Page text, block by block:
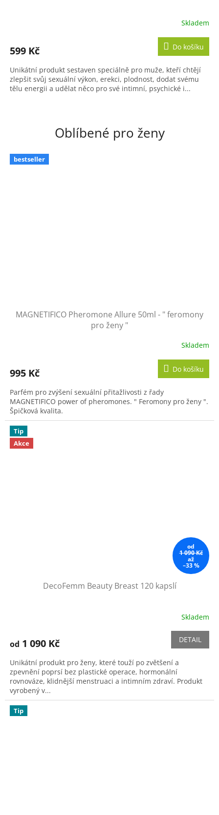
je
z
5
hvězdiček.
Skladem
599 Kč Do košíku
Unikátní produkt sestaven speciálně pro muže, kteří chtějí
zlepšit svůj sexuální výkon, erekci, plodnost, dodat svému
tělu energii a udělat něco pro své intimní, psychické i...
Oblíbené pro ženy
bestseller
MAGNETIFICO Pheromone Allure 50ml - " feromony
pro ženy "
je
z
5
hvězdiček.
Skladem
995 Kč Do košíku
Parfém pro zvýšení sexuální přitažlivosti z řady
MAGNETIFICO power of pheromones. " Feromony pro ženy ".
Špičková kvalita.
Tip
Akce
od
1 090 Kč
až
–33 %
DecoFemm Beauty Breast 120 kapslí
je
z
5
hvězdiček.
Skladem
od 1 090 Kč DETAIL
Unikátní produkt pro ženy, které touží po zvětšení a
zpevnění poprsí bez plastické operace, hormonální
rovnováze, klidnější menstruaci a intimním zdraví. Produkt
vyrobený v...
Tip